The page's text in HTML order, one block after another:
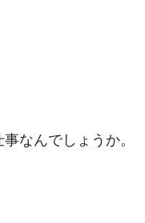
なんでしょうか。